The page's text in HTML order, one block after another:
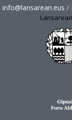
info@lansarean.eus /